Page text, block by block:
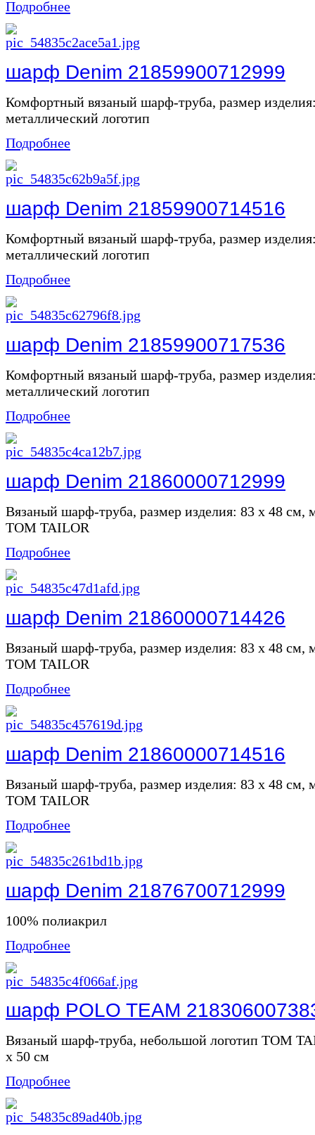
Подробнее
шарф Denim 21859900712999
Комфортный вязаный шарф-труба, размер
металлический логотип
Подробнее
шарф Denim 21859900714516
Комфортный вязаный шарф-труба, размер
металлический логотип
Подробнее
шарф Denim 21859900717536
Комфортный вязаный шарф-труба, размер
металлический логотип
Подробнее
шарф Denim 21860000712999
Вязаный шарф-труба, размер изделия: 83 x 48 см,
TOM TAILOR
Подробнее
шарф Denim 21860000714426
Вязаный шарф-труба, размер изделия: 83 x 48 см,
TOM TAILOR
Подробнее
шарф Denim 21860000714516
Вязаный шарф-труба, размер изделия: 83 x 48 см,
TOM TAILOR
Подробнее
шарф Denim 21876700712999
100% полиакрил
Подробнее
шарф POLO TEAM
Вязаный шарф-труба, небольшой логотип TOM
x 50 см
Подробнее